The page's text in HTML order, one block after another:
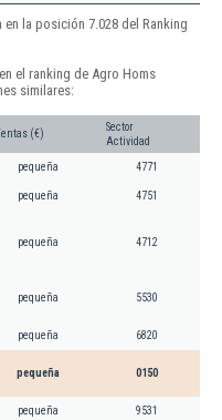
la posición 7.028 del Ranking
el ranking de Agro Homs
similares:
(€)
Sector
Actividad
pequeña 4771
pequeña 4751
pequeña 4712
pequeña 5530
pequeña 6820
pequeña 0150
pequeña 9531